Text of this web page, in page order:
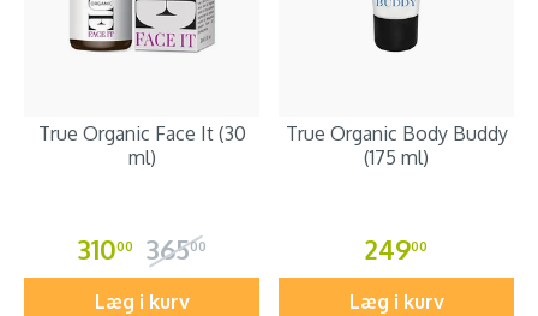
True Organic Face It (30
ml)
31000 36500
Læg i kurv
True Organic Body Buddy
(175 ml)
24900
Læg i kurv